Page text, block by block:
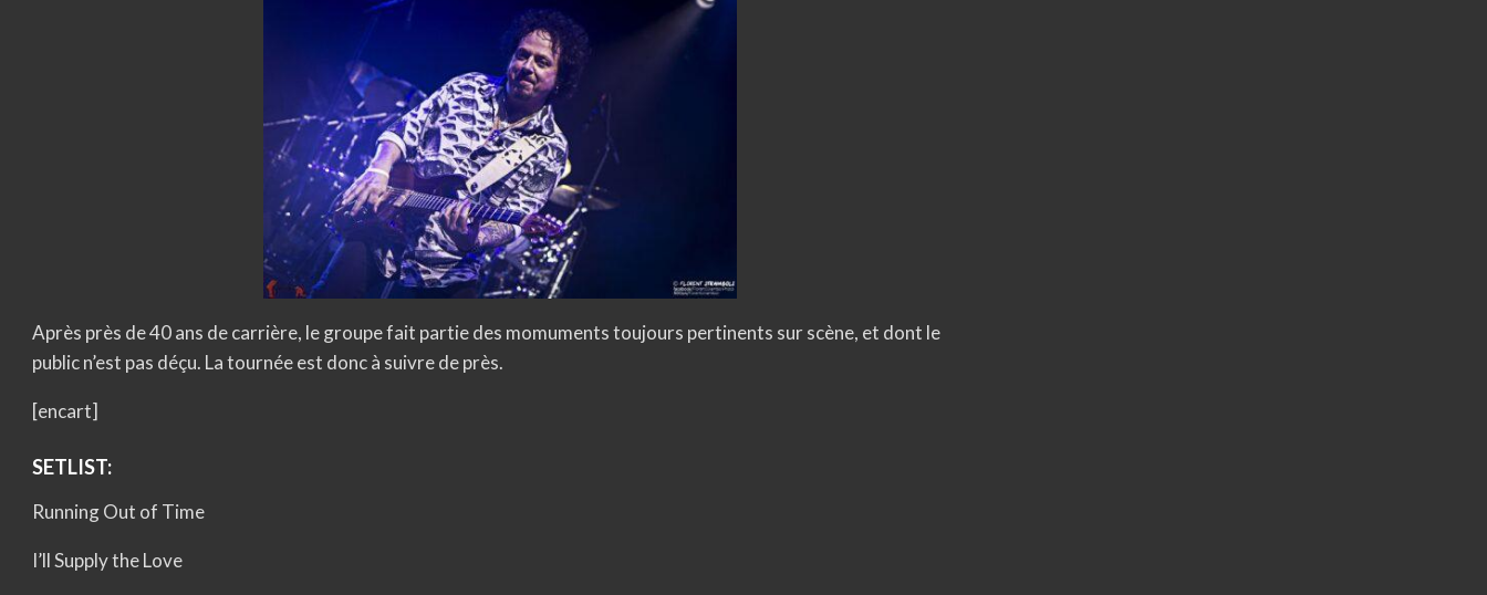
Après près de 40 ans de carrière, le groupe fait partie des momuments toujours pertinents sur scène, et dont le
public n’est pas déçu. La tournée est donc à suivre de près.
[encart]
SETLIST:
Running Out of Time
I’ll Supply the Love